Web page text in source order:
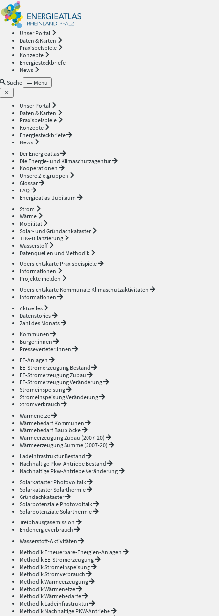
Unser Portal
Daten & Karten
Praxisbeispiele
Konzepte
Energiesteckbriefe
News
Suche
Menü
Unser Portal
Daten & Karten
Praxisbeispiele
Konzepte
Energiesteckbriefe
News
Der Energieatlas
Die Energie- und Klimaschutzagentur
Kooperationen
Unsere Zielgruppen
Glossar
FAQ
Energieatlas-Jubiläum
Strom
Wärme
Mobilität
Solar- und Gründachkataster
THG-Bilanzierung
Wasserstoff
Datenquellen und Methodik
Übersichtskarte Praxisbeispiele
Informationen
Projekte melden
Übersichtskarte Kommunale Klimaschutzaktivitäten
Informationen
Aktuelles
Datenstories
Zahl des Monats
Kommunen
Bürger:innen
Presseverteter:innen
EE-Anlagen
EE-Stromerzeugung Bestand
EE-Stromerzeugung Zubau
EE-Stromerzeugung Veränderung
Stromeinspeisung
Stromeinspeisung Veränderung
Stromverbrauch
Wärmenetze
Wärmebedarf Kommunen
Wärmebedarf Baublöcke
Wärmeerzeugung Zubau (2007-20)
Wärmeerzeugung Summe (2007-20)
Ladeinfrastruktur Bestand
Nachhaltige Pkw-Antriebe Bestand
Nachhaltige Pkw-Antriebe Veränderung
Solarkataster Photovoltaik
Solarkataster Solarthermie
Gründachkataster
Solarpotenziale Photovoltaik
Solarpotenziale Solarthermie
Treibhausgasemission
Endenergieverbrauch
Wasserstoff-Aktivitäten
Methodik Erneuerbare-Energien-Anlagen
Methodik EE-Stromerzeugung
Methodik Stromeinspeisung
Methodik Stromverbrauch
Methodik Wärmeerzeugung
Methodik Wärmenetze
Methodik Wärmebedarfe
Methodik Ladeinfrastruktur
Methodik Nachhaltige PKW-Antriebe